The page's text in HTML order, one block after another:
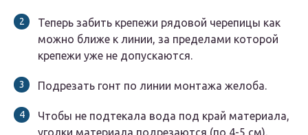
Теперь забить крепежи рядовой черепицы как
можно ближе к линии, за пределами которой
крепежи уже не допускаются.
Подрезать гонт по линии монтажа желоба.
Чтобы не подтекала вода под край материала,